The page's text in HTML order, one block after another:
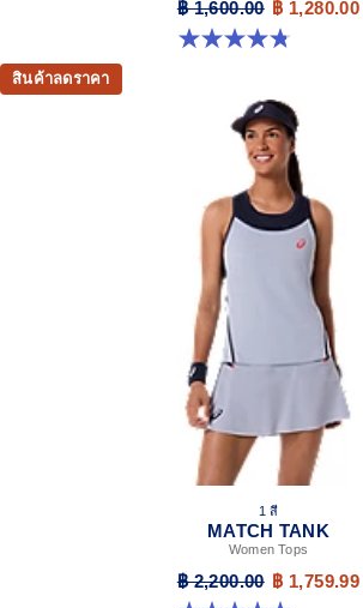
฿ 1,600.00 ฿ 1,280.00
4.8 จาก 5 ดาว 9 รีวิว
สินค้าลดราคา
1 สี
MATCH TANK
Women Tops
฿ 2,200.00 ฿ 1,759.99